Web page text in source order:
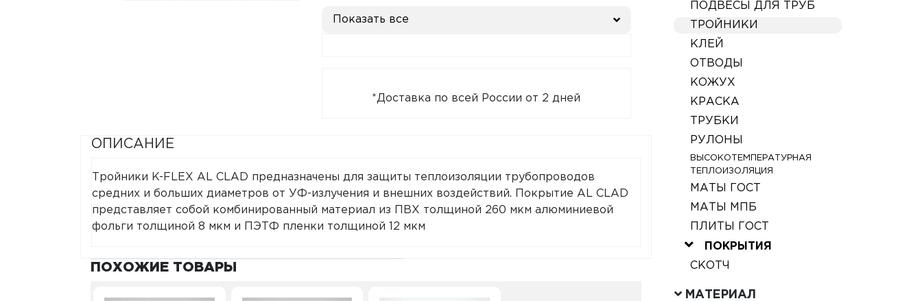
Показать все
*Доставка по всей России от 2 дней
ОПИСАНИЕ
Тройники K-FLEX AL CLAD предназначены для защиты теплоизоляции трубопроводов
средних и больших диаметров от УФ-излучения и внешних воздействий. Покрытие AL CLAD
представляет собой комбинированный материал из ПВХ толщиной 260 мкм алюминиевой
фольги толщиной 8 мкм и ПЭТФ пленки толщиной 12 мкм
ПОХОЖИЕ ТОВАРЫ
ПОДВЕСЫ ДЛЯ ТРУБ
ТРОЙНИКИ
КЛЕЙ
ОТВОДЫ
КОЖУХ
КРАСКА
ТРУБКИ
РУЛОНЫ
ВЫСОКОТЕМПЕРАТУРНАЯ
ТЕПЛОИЗОЛЯЦИЯ
МАТЫ ГОСТ
МАТЫ МПБ
ПЛИТЫ ГОСТ
ПОКРЫТИЯ
СКОТЧ
МАТЕРИАЛ